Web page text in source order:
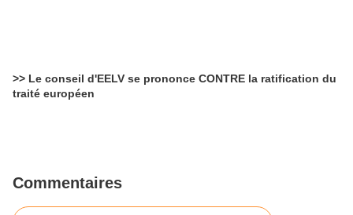
>> Le conseil d'EELV se prononce CONTRE la ratification du
traité européen
Commentaires